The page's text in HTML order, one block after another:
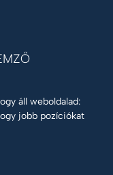
áll weboldalad:
jobb pozíciókat